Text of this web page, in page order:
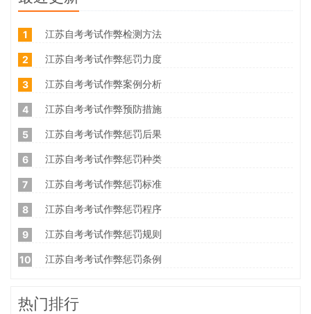
1 江苏自考考试作弊检测方法
2 江苏自考考试作弊惩罚力度
3 江苏自考考试作弊案例分析
4 江苏自考考试作弊预防措施
5 江苏自考考试作弊惩罚后果
6 江苏自考考试作弊惩罚种类
7 江苏自考考试作弊惩罚标准
8 江苏自考考试作弊惩罚程序
9 江苏自考考试作弊惩罚规则
10 江苏自考考试作弊惩罚条例
热门排行